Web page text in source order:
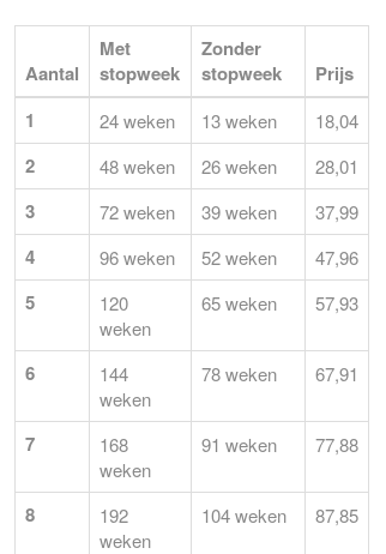
Aantal
Met
stopweek
Zonder
stopweek
Prijs
1
24 weken 13 weken 18,04
2 48 weken 26 weken 28,01
3 72 weken 39 weken 37,99
4 96 weken 52 weken 47,96
5
120
weken
65 weken 57,93
6
144
weken
78 weken 67,91
7
168
weken
91 weken 77,88
8
192
weken
104 weken 87,85